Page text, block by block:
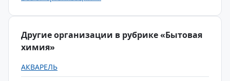
Другие организации в рубрике «Бытовая
химия»
АКВАРЕЛЬ